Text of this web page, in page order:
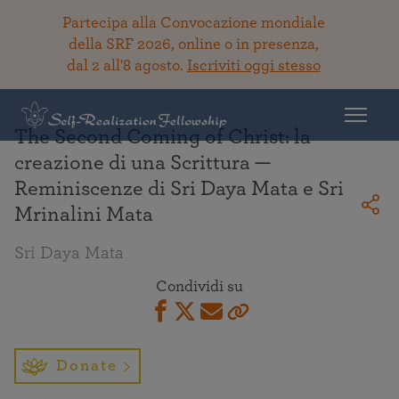
Partecipa alla Convocazione mondiale
della SRF 2026, online o in presenza,
dal 2 all'8 agosto. Iscriviti oggi stesso
The Second Coming of Christ: la
creazione di una Scrittura —
Reminiscenze di Sri Daya Mata e Sri
Mrinalini Mata
Sri Daya Mata
Condividi su
Donate